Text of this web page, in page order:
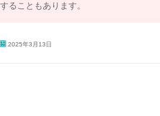
ることもあります。
2025年3月13日